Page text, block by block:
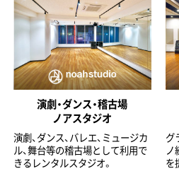
演劇・ダンス・稽古場
ノアスタジオ
演劇、ダンス、バレエ、ミュージカ
ル、舞台等の稽古場として利用で
きるレンタルスタジオ。
グ
ノ
を